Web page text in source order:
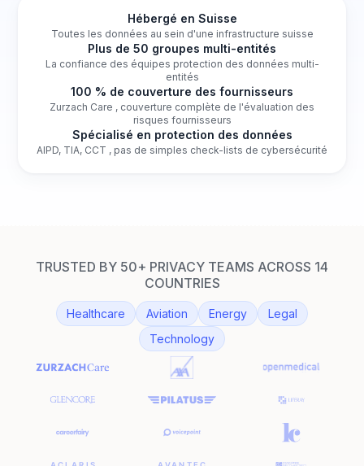
Hébergé en Suisse
Toutes les données au sein d'une infrastructure suisse
Plus de 50 groupes multi-entités
La confiance des équipes protection des données multi-
entités
100 % de couverture des fournisseurs
Zurzach Care , couverture complète de l'évaluation des
risques fournisseurs
Spécialisé en protection des données
AIPD, TIA, CCT , pas de simples check-lists de cybersécurité
TRUSTED BY 50+ PRIVACY TEAMS ACROSS 14
COUNTRIES
Healthcare Aviation Energy
Legal
Technology